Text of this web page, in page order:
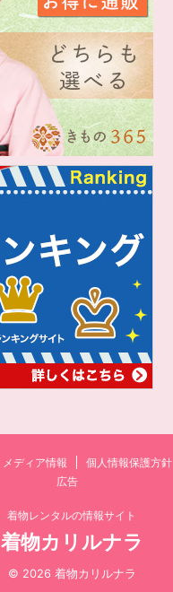
メディア情報 個人情報保護方針
広告
着物レンタルの情報サイト
着物カリルナラ
© 2026 着物カリルナラ